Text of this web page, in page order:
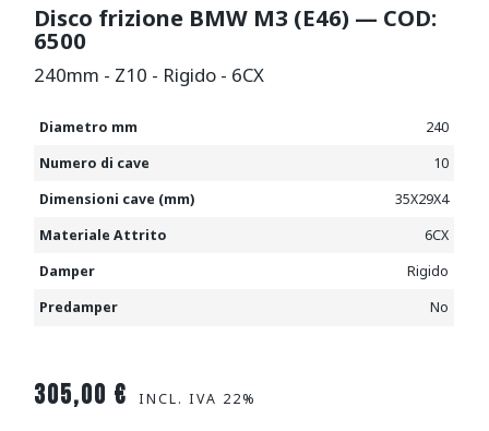
Disco frizione BMW M3 (E46) — COD:
6500
240mm - Z10 - Rigido - 6CX
Diametro mm
240
Numero di cave
10
Dimensioni cave (mm)
35X29X4
Materiale Attrito
6CX
Damper
Rigido
Predamper
No
305,00 € INCL. IVA 22%